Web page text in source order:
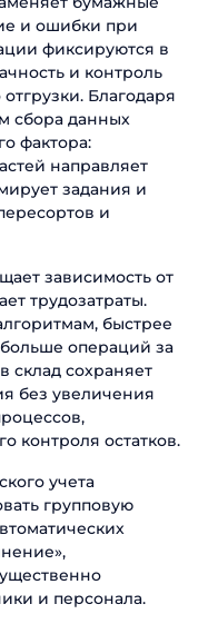
и ошибки при
фиксируются в
и контроль
Благодаря
сбора данных
фактора:
направляет
задания и
и
зависимость от
трудозатраты.
быстрее
операций за
склад сохраняет
без увеличения
контроля остатков.
учета
групповую
и персонала.